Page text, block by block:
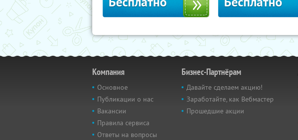
Компания
Основное
Публикации о нас
Вакансии
Правила сервиса
Ответы на вопросы
Бизнес-Партнёрам
Давайте сделаем акцию!
Заработайте, как Вебмастер
Прошедшие акции